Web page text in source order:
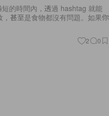
的時間內，透過 hashtag 就能
甚至是食物都沒有問題。如果你
2 0